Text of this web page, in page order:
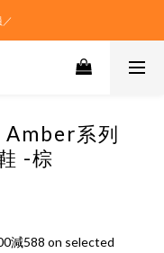
Amber系列
-棕
減588 on selected